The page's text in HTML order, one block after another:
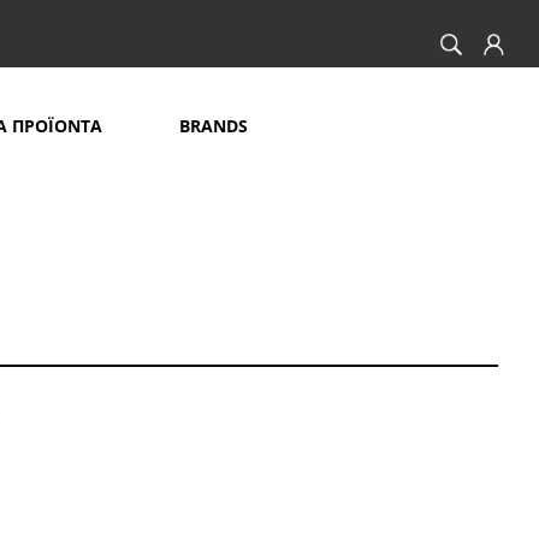
ΠΡΟΪΟΝΤΑ BRANDS